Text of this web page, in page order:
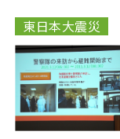
東日本大震災